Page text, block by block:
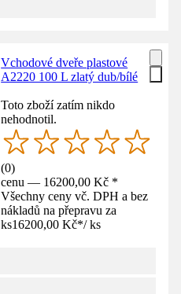
Vchodové dveře plastové
A2220 100 L zlatý dub/bílé
Toto zboží zatím nikdo
nehodnotil.
(0)
cenu — 16200,00 Kč *
Všechny ceny vč. DPH a bez
nákladů na přepravu za
ks16200,00 Kč*/ ks